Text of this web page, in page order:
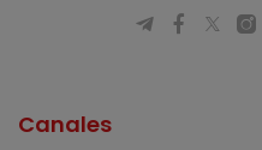
Canales